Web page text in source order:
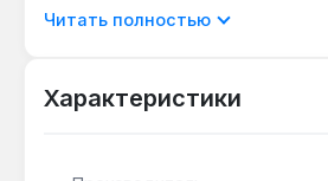
конвектор полностью
Безопасность в жилых
Читать полностью
Характеристики